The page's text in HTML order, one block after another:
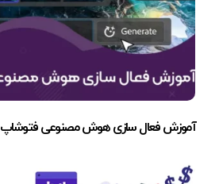
آموزش فعال سازی هوش مصنوعی فتوشاپ